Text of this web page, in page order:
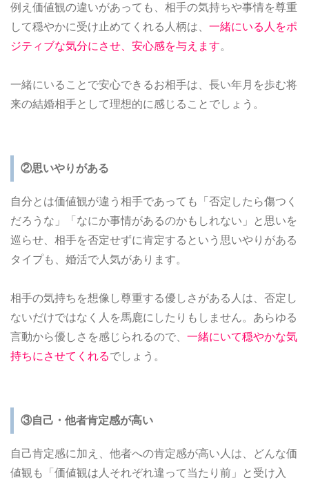
例え価値観の違いがあっても、相手の気持ちや事情を尊重
して穏やかに受け止めてくれる人柄は、 一緒にいる人をポ
ジティブな気分にさせ、安心感を与えます。
一緒にいることで安心できるお相手は、長い年月を歩む将
来の結婚相手として理想的に感じることでしょう。
②思いやりがある
自分とは価値観が違う相手であっても「否定したら傷つく
だろうな」「なにか事情があるのかもしれない」と思いを
巡らせ、相手を否定せずに肯定するという思いやりがある
タイプも、婚活で人気があります。
相手の気持ちを想像し尊重する優しさがある人は、否定し
ないだけではなく人を馬鹿にしたりもしません。あらゆる
言動から優しさを感じられるので、 一緒にいて穏やかな気
持ちにさせてくれるでしょう。
③自己・他者肯定感が高い
自己肯定感に加え、他者への肯定感が高い人は、どんな価
値観も「価値観は人それぞれ違って当たり前」と受け入